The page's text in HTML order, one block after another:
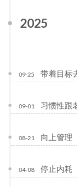
2025
09-25 带着目标
09-01 习惯性跟
08-21 向上管理
04-08 停止内耗